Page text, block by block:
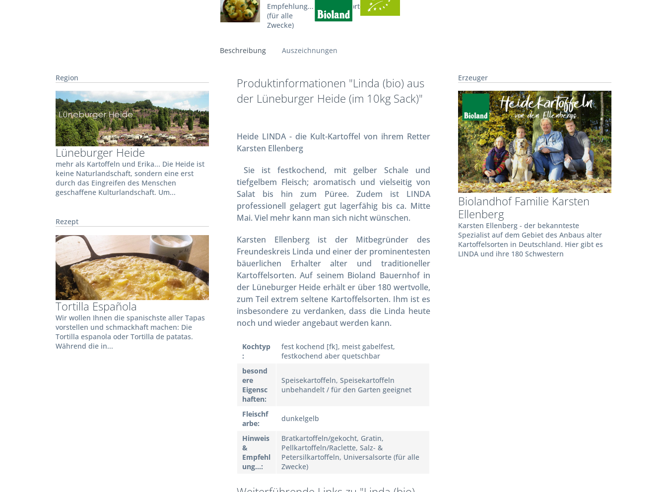
Region
Lüneburger Heide
mehr als Kartoffeln und Erika... Die Heide ist
keine Naturlandschaft, sondern eine erst
durch das Eingreifen des Menschen
geschaffene Kulturlandschaft. Um...
Rezept
Tortilla Española
Wir wollen Ihnen die spanischste aller Tapas
vorstellen und schmackhaft machen: Die
Tortilla espanola oder Tortilla de patatas.
Während die in...
Beschreibung Auszeichnungen
Produktinformationen "Linda (bio) aus
der Lüneburger Heide (im 10kg Sack)"
Heide LINDA - die Kult-Kartoffel von ihrem Retter
Karsten Ellenberg
Sie ist festkochend, mit gelber Schale und
tiefgelbem Fleisch; aromatisch und vielseitig von
Salat bis hin zum Püree. Zudem ist LINDA
professionell gelagert gut lagerfähig bis ca. Mitte
Mai. Viel mehr kann man sich nicht wünschen.
Karsten Ellenberg ist der Mitbegründer des
Freundeskreis Linda und einer der prominentesten
bäuerlichen Erhalter alter und traditioneller
Kartoffelsorten. Auf seinem Bioland Bauernhof in
der Lüneburger Heide erhält er über 180 wertvolle,
zum Teil extrem seltene Kartoffelsorten. Ihm ist es
insbesondere zu verdanken, dass die Linda heute
noch und wieder angebaut werden kann.
Kochtyp
:
fest kochend [fk], meist gabelfest,
festkochend aber quetschbar
besond
ere
Eigensc
haften:
Speisekartoffeln, Speisekartoffeln
unbehandelt / für den Garten geeignet
Fleischf
arbe:
dunkelgelb
Hinweis
&
Empfehl
ung...:
Bratkartoffeln/gekocht, Gratin,
Pellkartoffeln/Raclette, Salz- &
Petersilkartoffeln, Universalsorte (für alle
Zwecke)
Erzeuger
Biolandhof Familie Karsten
Ellenberg
Karsten Ellenberg - der bekannteste
Spezialist auf dem Gebiet des Anbaus alter
Kartoffelsorten in Deutschland. Hier gibt es
LINDA und ihre 180 Schwestern